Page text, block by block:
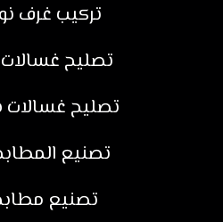
تركيب غرف
تصليح غسالات
تصليح
تصنيع
تصنيع